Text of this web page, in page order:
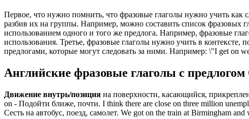
Первое, что нужно помнить, что фразовые глаголы нужно учить как
разбив их на группы. Например, можно составить список фразовых
использованием одного и того же предлога. Например, фразовые
использования. Третье, фразовые глаголы нужно учить в контексте,
предлогами, которые могут следовать за ними. Например: \"I get on
Английские фразовые глаголы с предлогом
Движение внутрь/позиция на поверхности, касающийся,
on - Подойти ближе, почти. I think there are close on three million
Сесть на автобус, поезд, самолет. We got on the train at Birmingham